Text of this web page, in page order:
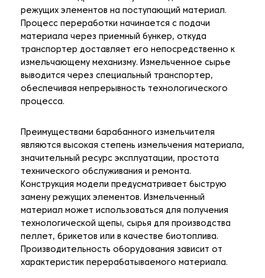
режущих элементов на поступающий материал.
Процесс переработки начинается с подачи
материала через приемный бункер, откуда
транспортер доставляет его непосредственно к
измельчающему механизму. Измельченное сырье
выводится через специальный транспортер,
обеспечивая непрерывность технологического
процесса.
Преимуществами барабанного измельчителя
являются высокая степень измельчения материала,
значительный ресурс эксплуатации, простота
технического обслуживания и ремонта.
Конструкция модели предусматривает быструю
замену режущих элементов. Измельченный
материал может использоваться для получения
технологической щепы, сырья для производства
пеллет, брикетов или в качестве биотоплива.
Производительность оборудования зависит от
характеристик перерабатываемого материала.